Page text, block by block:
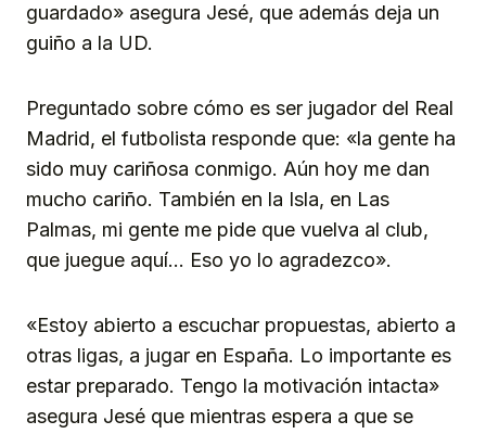
guardado» asegura Jesé, que además deja un
guiño a la UD.
Preguntado sobre cómo es ser jugador del Real
Madrid, el futbolista responde que: «la gente ha
sido muy cariñosa conmigo. Aún hoy me dan
mucho cariño. También en la Isla, en Las
Palmas, mi gente me pide que vuelva al club,
que juegue aquí… Eso yo lo agradezco».
«Estoy abierto a escuchar propuestas, abierto a
otras ligas, a jugar en España. Lo importante es
estar preparado. Tengo la motivación intacta»
asegura Jesé que mientras espera a que se